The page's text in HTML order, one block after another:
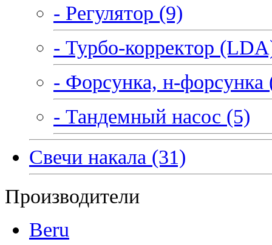
- Регулятор (9)
- Турбо-корректор
- Форсунка, н-форсунка
- Тандемный насос (5)
Свечи накала (31)
Производители
Beru